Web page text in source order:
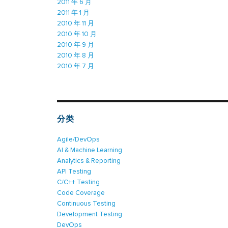
2011 年 6 月
2011 年 1 月
2010 年 11 月
2010 年 10 月
2010 年 9 月
2010 年 8 月
2010 年 7 月
分类
Agile/DevOps
AI & Machine Learning
Analytics & Reporting
API Testing
C/C++ Testing
Code Coverage
Continuous Testing
Development Testing
DevOps